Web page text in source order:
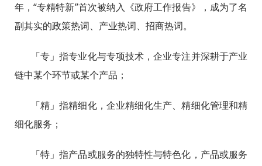
年，“专精特新”首次被纳入《政府工作报告》，成为了名
副其实的政策热词、产业热词、招商热词。
「专」指专业化与专项技术，企业专注并深耕于产业
链中某个环节或某个产品；
「精」指精细化，企业精细化生产、精细化管理和精
细化服务；
「特」指产品或服务的独特性与特色化，产品或服务